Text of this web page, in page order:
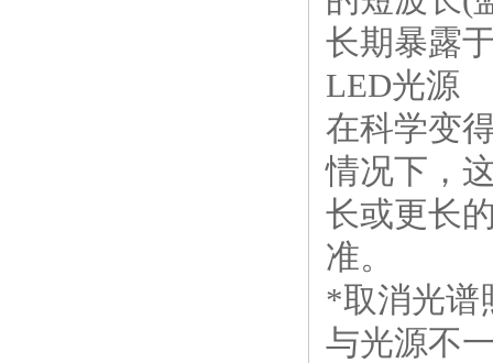
长期暴露
LED光源
在科学变
情况下，
长或更长
准。
*取消光谱
与光源不